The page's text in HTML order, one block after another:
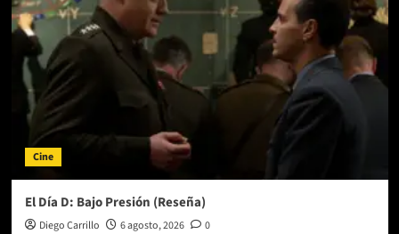
Cine
El Día D: Bajo Presión (Reseña)
Diego Carrillo 6 agosto, 2026 0